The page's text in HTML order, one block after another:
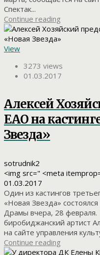
Спектак...
Continue reading
View
3273 views
01.03.2017
Алексей
ЕАО на
Звезда»
sotrudnik2
<img src=" <meta
01.03.2017
Один из кастингов
«Новая Звезда»
Драмы вчера, 28 февраля.
биробиджанский артист
на сайте управления
Continue reading